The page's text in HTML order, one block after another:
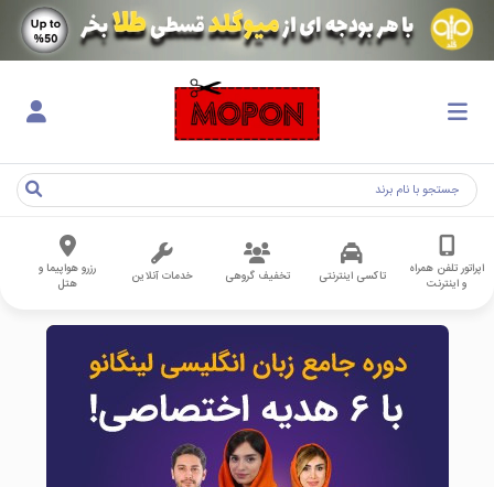
اپراتور تلفن همراه
و اینترنت
تاکسی اینترنتی تخفیف گروهی خدمات آنلاین
رزرو هواپیما و
هتل